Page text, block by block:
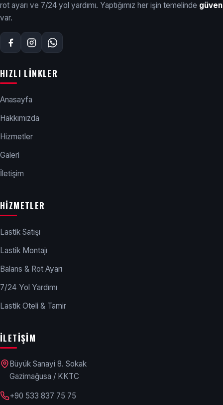
rot ayarı ve 7/24 yol yardımı. Yaptığımız her işin temelinde güven
var.
HIZLI LINKLER
Anasayfa
Hakkımızda
Hizmetler
Galeri
İletişim
HIZMETLER
Lastik Satışı
Lastik Montajı
Balans & Rot Ayarı
7/24 Yol Yardımı
Lastik Oteli & Tamir
İLETIŞIM
Büyük Sanayi 8. Sokak
Gazimağusa / KKTC
+90 533 837 75 75